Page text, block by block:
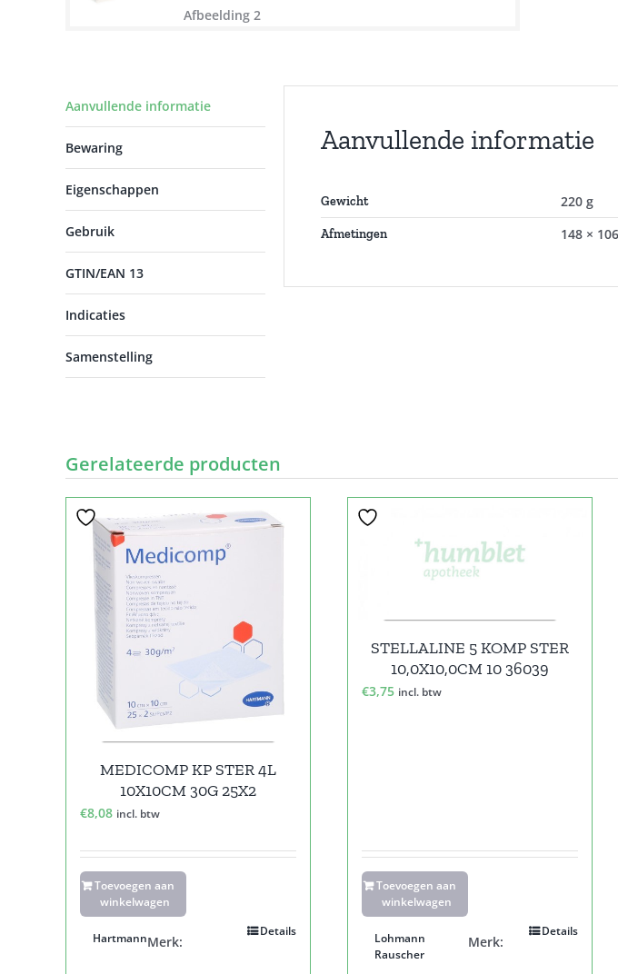
Aanvullende informatie
Bewaring
Eigenschappen
Gebruik
GTIN/EAN 13
Indicaties
Samenstelling
Aanvullende informatie
Gewicht 220 g
Afmetingen 148 ×
Gerelateerde producten
MEDICOMP KP STER 4L
10X10CM 30G 25X2
€8,08 incl. btw
Toevoegen aan
winkelwagen
Details
Merk:
Hartmann
STELLALINE 5 KOMP STER
10,0X10,0CM 10 36039
€3,75 incl. btw
Toevoegen aan
winkelwagen
Details
Merk:
Lohmann
Rauscher